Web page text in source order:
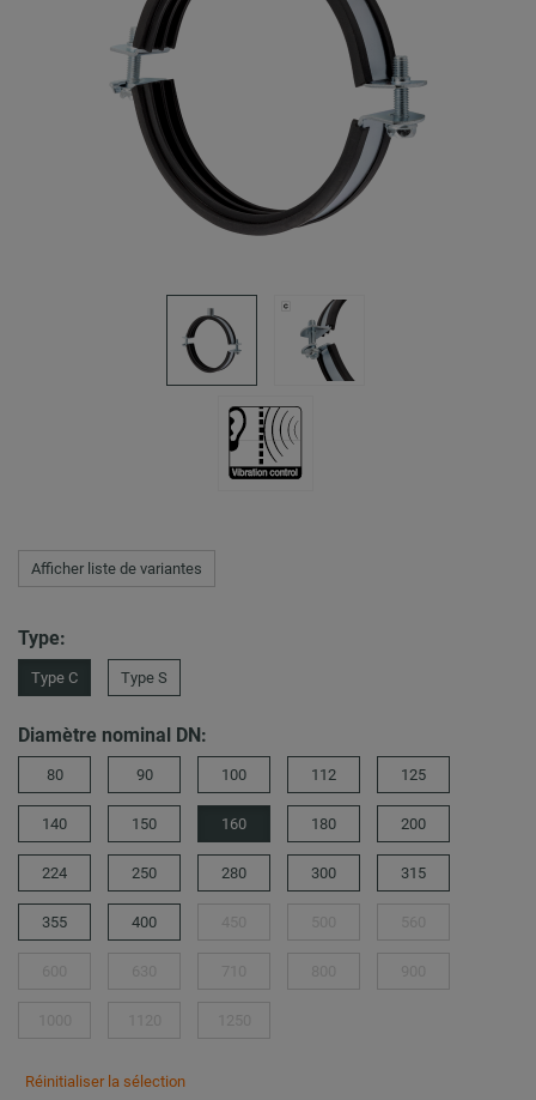
Afficher liste de variantes
Type:
Type C Type S
Diamètre nominal DN:
80 90 100 112 125
140 150 160 180 200
224 250 280 300 315
355 400
Réinitialiser la sélection